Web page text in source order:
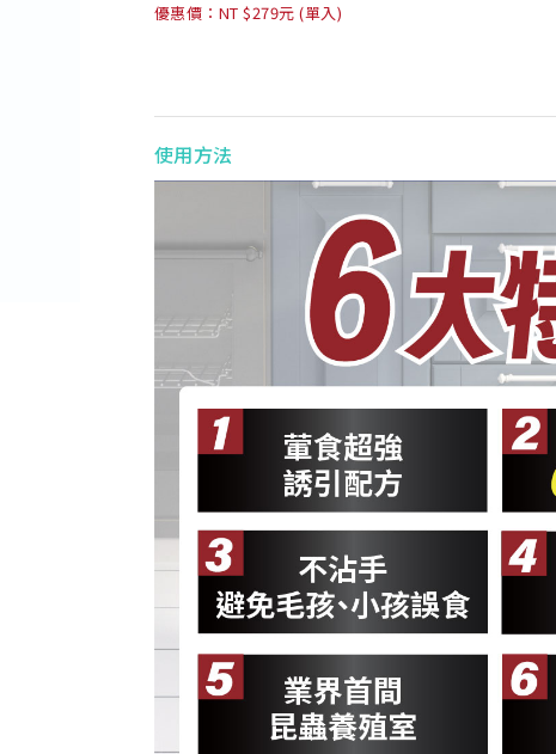
優惠價：NT $279元 (單入)
使用方法